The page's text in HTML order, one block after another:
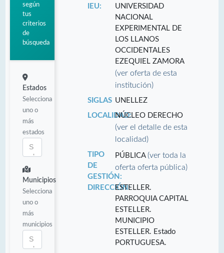
según
tus
criterios
de
búsqueda
Estados
Selecciona
uno o
más
estados
Municipios
Selecciona
uno o
más
municipios
IEU:
UNIVERSIDAD
NACIONAL
EXPERIMENTAL DE
LOS LLANOS
OCCIDENTALES
EZEQUIEL ZAMORA
(ver oferta de esta
institución)
SIGLAS UNELLEZ
LOCALIDAD:NÚCLEO DERECHO
(ver el detalle de esta
localidad)
TIPO
DE
GESTIÓN:
PÚBLICA(ver toda la
oferta oferta pública)
DIRECCIÓN:ESTELLER.
PARROQUIA CAPITAL
ESTELLER.
MUNICIPIO
ESTELLER. Estado
PORTUGUESA.